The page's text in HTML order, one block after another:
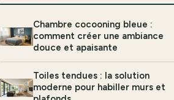
Chambre cocooning bleue :
comment créer une ambiance
douce et apaisante
Toiles tendues : la solution
moderne pour habiller murs et